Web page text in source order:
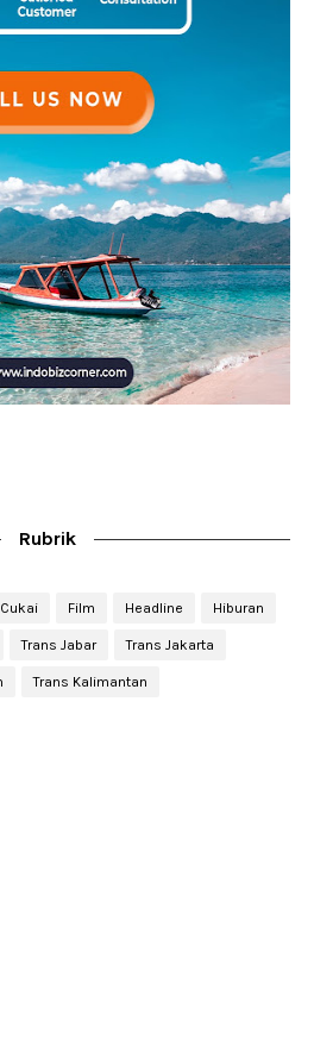
Rubrik
Film Headline Hiburan
Trans Jabar Trans Jakarta
Trans Kalimantan